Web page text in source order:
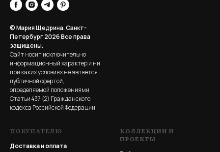
© Мария Щедрина. Санкт-
Петербург 2026Все права
защищены.
Сайт носит исключительно
информационный характер и ни
при каких условиях не является
публичной офертой,
определяемой положениями
Статьи 437 (2) Гражданского
кодекса Российской Федерации
ПОКУПАТЕЛЮ
Доставка и оплата
КОЛЛЕКЦИИ И
ПРОЕКТЫ